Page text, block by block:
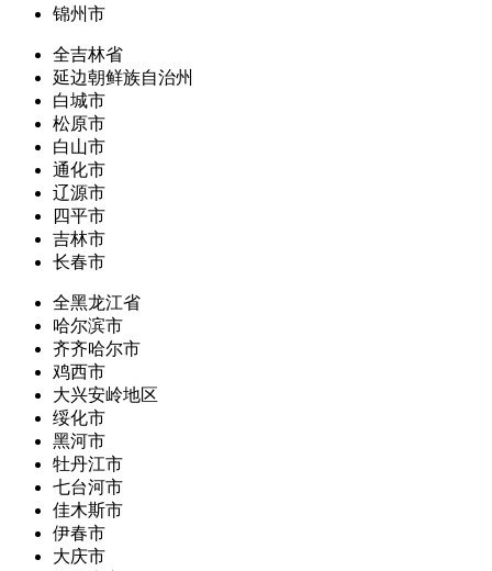
锦州市
全吉林省
延边朝鲜族自治州
白城市
松原市
白山市
通化市
辽源市
四平市
吉林市
长春市
全黑龙江省
哈尔滨市
齐齐哈尔市
鸡西市
大兴安岭地区
绥化市
黑河市
牡丹江市
七台河市
佳木斯市
伊春市
大庆市